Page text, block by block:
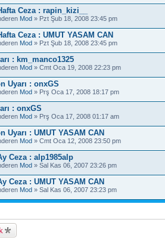
Ceza : rapin_kizi__
Mod » Pzt Şub 18, 2008 23:45 pm
Ceza : UMUT YASAM CAN
Mod » Pzt Şub 18, 2008 23:45 pm
: km_manco1325
Mod » Cmt Oca 19, 2008 22:23 pm
Uyarı : onxGS
Mod » Prş Oca 17, 2008 18:17 pm
: onxGS
Mod » Prş Oca 17, 2008 01:17 am
Uyarı : UMUT YASAM CAN
Mod » Cmt Oca 12, 2008 23:50 pm
Ceza : alp1985alp
Mod » Sal Kas 06, 2007 23:26 pm
Ceza : UMUT YASAM CAN
Mod » Sal Kas 06, 2007 23:23 pm